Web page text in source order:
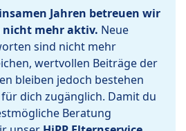
Jahren betreuen wir
nicht mehr aktiv. Neue
sind nicht mehr
wertvollen Beiträge der
bleiben jedoch bestehen
dich zugänglich. Damit du
Beratung